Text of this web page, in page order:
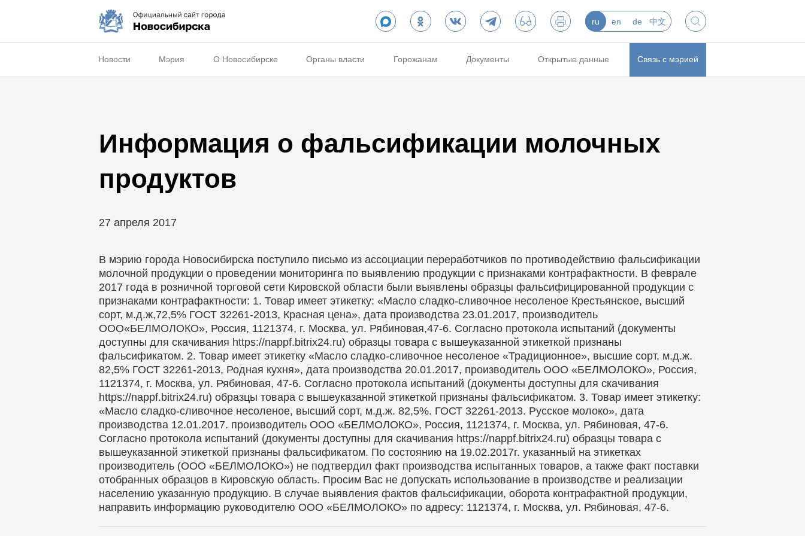
ru en de 中文
Новости Мэрия О Новосибирске Органы власти Горожанам Документы Открытые данные Связь с мэрией
Информация о фальсификации молочных
продуктов
27 апреля 2017
В мэрию города Новосибирска поступило письмо из ассоциации переработчиков по противодействию фальсификации
молочной продукции о проведении мониторинга по выявлению продукции с признаками контрафактности. В феврале
2017 года в розничной торговой сети Кировской области были выявлены образцы фальсифицированной продукции с
признаками контрафактности: 1. Товар имеет этикетку: «Масло сладко-сливочное несоленое Крестьянское, высший
сорт, м.д.ж,72,5% ГОСТ 32261-2013, Красная цена», дата производства 23.01.2017, производитель
ООО«БЕЛМОЛОКО», Россия, 1121374, г. Москва, ул. Рябиновая,47-6. Согласно протокола испытаний (документы
доступны для скачивания https://nappf.bitrix24.ru) образцы товара с вышеуказанной этикеткой признаны
фальсификатом. 2. Товар имеет этикетку «Масло сладко-сливочное несоленое «Традиционное», высшие сорт, м.д.ж.
82,5% ГОСТ 32261-2013, Родная кухня», дата производства 20.01.2017, производитель ООО «БЕЛМОЛОКО», Россия,
1121374, г. Москва, ул. Рябиновая, 47-6. Согласно протокола испытаний (документы доступны для скачивания
https://nappf.bitrix24.ru) образцы товара с вышеуказанной этикеткой признаны фальсификатом. 3. Товар имеет этикетку:
«Масло сладко-сливочное несоленое, высший сорт, м.д.ж. 82,5%. ГОСТ 32261-2013. Русское молоко», дата
производства 12.01.2017. производитель ООО «БЕЛМОЛОКО», Россия, 1121374, г. Москва, ул. Рябиновая, 47-6.
Согласно протокола испытаний (документы доступны для скачивания https://nappf.bitrix24.ru) образцы товара с
вышеуказанной этикеткой признаны фальсификатом. По состоянию на 19.02.2017г. указанный на этикетках
производитель (ООО «БЕЛМОЛОКО») не подтвердил факт производства испытанных товаров, а также факт поставки
отобранных образцов в Кировскую область. Просим Вас не допускать использование в производстве и реализации
населению указанную продукцию. В случае выявления фактов фальсификации, оборота контрафактной продукции,
направить информацию руководителю ООО «БЕЛМОЛОКО» по адресу: 1121374, г. Москва, ул. Рябиновая, 47-6.